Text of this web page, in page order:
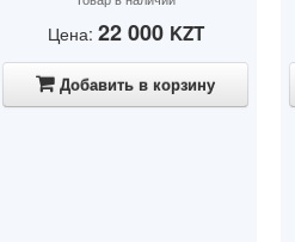
Цена: 22 000 KZT
Добавить в корзину